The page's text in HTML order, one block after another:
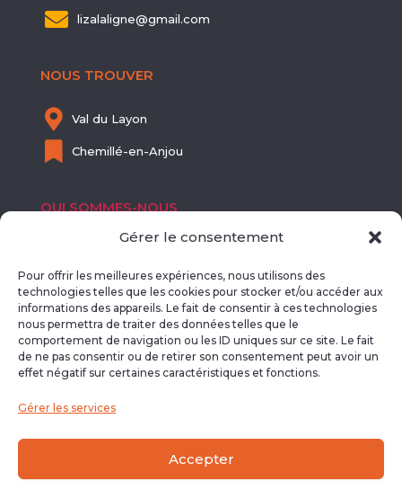
Gérer le consentement
Pour offrir les meilleures expériences, nous utilisons des
technologies telles que les cookies pour stocker et/ou accéder aux
informations des appareils. Le fait de consentir à ces technologies
nous permettra de traiter des données telles que le
comportement de navigation ou les ID uniques sur ce site. Le fait
de ne pas consentir ou de retirer son consentement peut avoir un
effet négatif sur certaines caractéristiques et fonctions.
Gérer les services
Accepter
 lizalaligne@gmail.com
NOUS TROUVER
 Val du Layon
 Chemillé-en-Anjou
QUI SOMMES-NOUS
 NDA : 52490508249
EN SAVOIR PLUS

 blogdeliz.com